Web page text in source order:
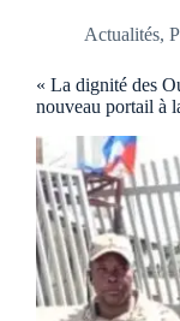
Actualités,
« La dignité des
nouveau portail à